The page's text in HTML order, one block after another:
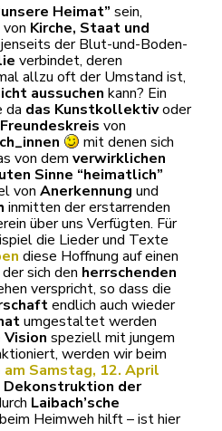
Heimat” sein,
Kirche, Staat und
der Blut-und-Boden-
verbindet, deren
allzu oft der Umstand ist,
aussuchen kann? Ein
da das Kunstkollektivoder
Freundeskreis von
mit denen sich
von dem verwirklichen
Sinne “heimatlich”
von Anerkennung und
inmitten der erstarrenden
über uns Verfügten. Für
die Lieder und Texte
diese Hoffnung auf einen
sich den herrschenden
verspricht, so dass die
endlich auch wieder
umgestaltet werden
speziell mit jungem
werden wir beim
Samstag, 12. April
Dekonstruktion der
Laibach’sche
Heimweh hilft – ist hier